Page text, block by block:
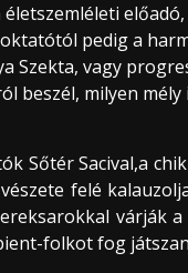
pedig a
vagy
beszél, milyen
Sőtér Sacival,a
felé
várják
folkot fog